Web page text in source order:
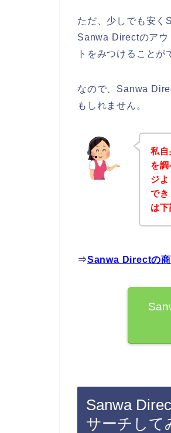
ただ、少しでも安く
Sanwa Directのアウ
トをみつけることが
なので、Sanwa
もしれません。
私
を
ジ
で
は
⇒Sanwa Directの商
Sanwa
サーチして